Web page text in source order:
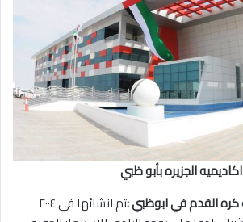
اكاديميه الجزيره بأبو ظبي
كره القدم في ابوظبي :
تم انشائها في ٢٠٠٤